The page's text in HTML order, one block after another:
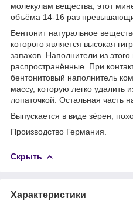
молекулам вещества, этот
объёма 14-16 раз
Бентонит натуральное
которого является высокая
запахов. Наполнители из
распространённые. При
бентонитовый наполнитель
массу, которую легко удалить
лопаточкой. Остальная часть
Выпускается в виде зёрен,
Производство Германия.
Скрыть
Характеристики